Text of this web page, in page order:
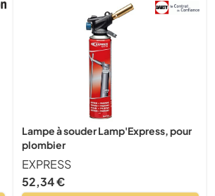
Lampe à souder Lamp'Express, pour
plombier
EXPRESS
52,34 €